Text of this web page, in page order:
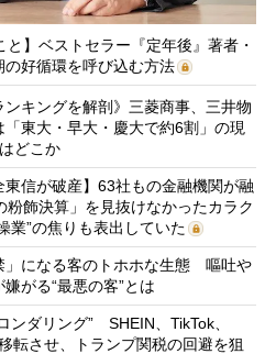
と】ベストセラー『定年後』著者・
好循環を呼び込む方法
ンキングを解剖》三菱商事、三井物
東大・早大・慶大で約6割」の現
どこか
東信が破産】63社もの金融機関が融
粉飾決算」を見抜けなかったカラク
”の焦りも表出していた
」になる客のトホホな生態 嘔吐や
がる“最悪の客”とは
ンダリング” SHEIN、TikTok、
転させ、トランプ関税の回避を狙